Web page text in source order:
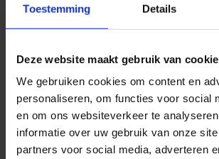
Toestemming Details
Deze website maakt gebruik van
We gebruiken cookies om content en
personaliseren, om functies voor social
en om ons websiteverkeer te
informatie over uw gebruik van onze
partners voor social media, adverteren
Wat kost een cruise naar
Geplaatst op: 27-08-2025